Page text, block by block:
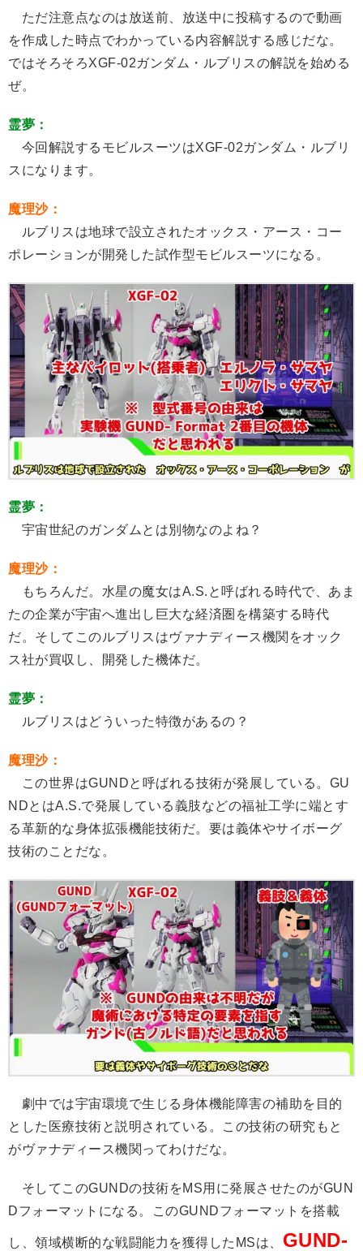
ただ注意点なのは放送前、放送中に投稿するので動画
を作成した時点でわかっている内容解説する感じだな。
ではそろそろXGF-02ガンダム・ルブリスの解説を始める
ぜ。
霊夢：
今回解説するモビルスーツはXGF-02ガンダム・ルブリ
スになります。
魔理沙：
ルブリスは地球で設立されたオックス・アース・コー
ポレーションが開発した試作型モビルスーツになる。
霊夢：
宇宙世紀のガンダムとは別物なのよね？
魔理沙：
もちろんだ。水星の魔女はA.S.と呼ばれる時代で、あま
たの企業が宇宙へ進出し巨大な経済圏を構築する時代
だ。そしてこのルブリスはヴァナディース機関をオック
ス社が買収し、開発した機体だ。
霊夢：
ルブリスはどういった特徴があるの？
魔理沙：
この世界はGUNDと呼ばれる技術が発展している。GU
NDとはA.S.で発展している義肢などの福祉工学に端とす
る革新的な身体拡張機能技術だ。要は義体やサイボーグ
技術のことだな。
劇中では宇宙環境で生じる身体機能障害の補助を目的
とした医療技術と説明されている。この技術の研究もと
がヴァナディース機関ってわけだな。
そしてこのGUNDの技術をMS用に発展させたのがGUN
Dフォーマットになる。このGUNDフォーマットを搭載
し、領域横断的な戦闘能力を獲得したMSは、 GUND-